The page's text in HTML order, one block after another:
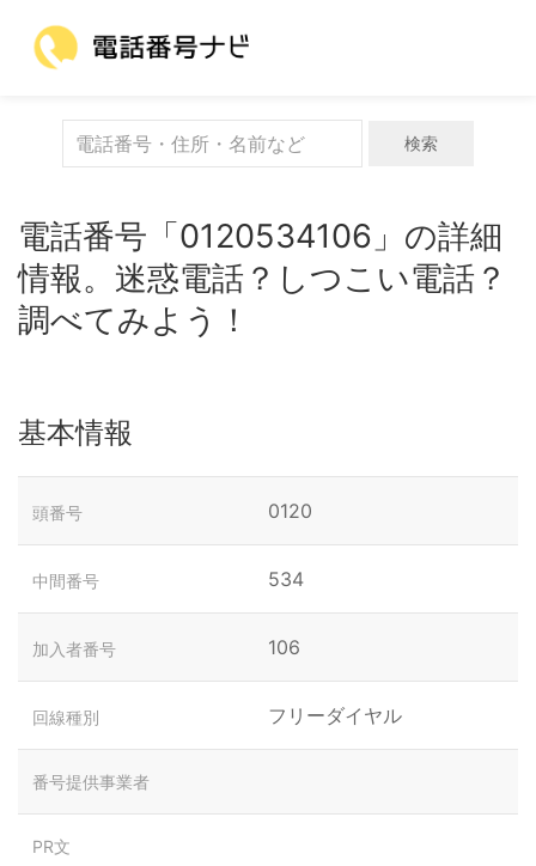
検索
電話番号「0120534106」の詳細
情報。迷惑電話？しつこい電話？
調べてみよう！
基本情報
頭番号 0120
中間番号 534
加入者番号 106
回線種別 フリーダイヤル
番号提供事業者
PR文